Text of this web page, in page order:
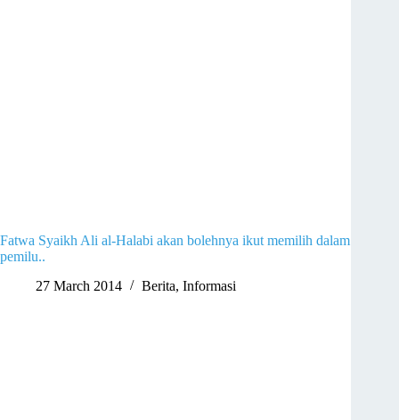
Fatwa Syaikh Ali al-Halabi akan bolehnya ikut memilih dalam
pemilu..
27 March 2014
Berita, Informasi